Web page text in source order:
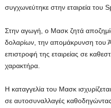
συγχωνεύτηκε στην εταιρεία του
Στην αγωγή, ο Μασκ ζητά
δολαρίων, την απομάκρυνση του
επιστροφή της εταιρείας σε
χαρακτήρα.
Η καταγγελία του Μασκ
σε αυτοσυναλλαγές